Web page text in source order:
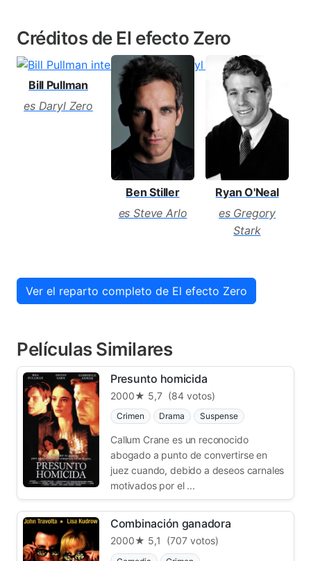
Créditos de El efecto Zero
Bill Pullman
es Daryl Zero
Ben Stiller
es Steve Arlo
Ryan O'Neal
es Gregory
Stark
Ver el reparto completo de El efecto Zero
Películas Similares
Presunto homicida
2000★ 5,7 (84 votos)
Crimen Drama Suspense
Callum Crane es un reconocido
abogado a punto de convertirse en
juez cuando, debido a deseos carnales
motivados por el ...
Combinación ganadora
2000★ 5,1 (707 votos)